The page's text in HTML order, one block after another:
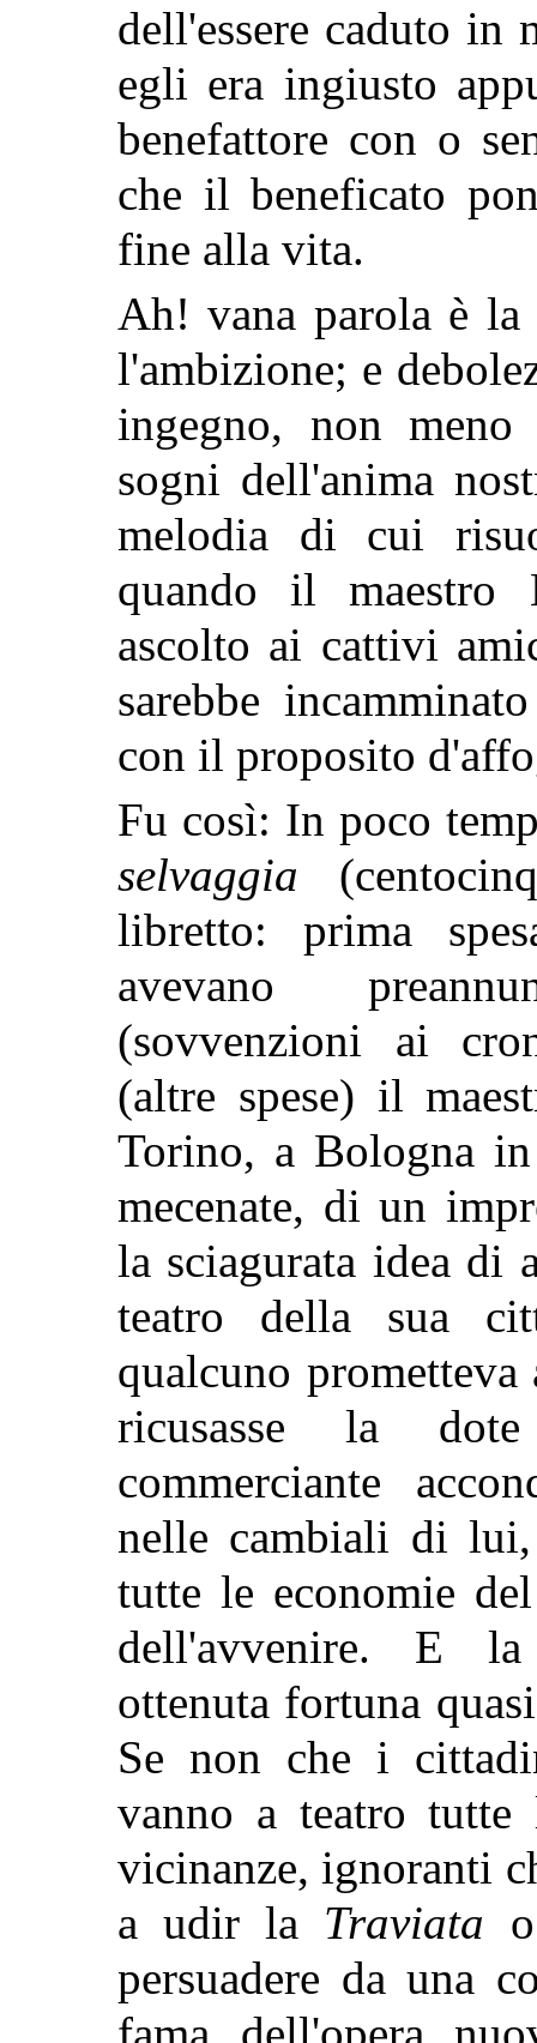
dell'essere caduto in
egli era ingiusto
benefattore con o
che il beneficato
fine alla vita.
Ah! vana parola è la
l'ambizione; e
ingegno, non
sogni dell'anima
melodia di cui
quando il maestro
ascolto ai cattivi
sarebbe
con il proposito
Fu così: In poco
selvaggia
libretto: prima
avevano
(sovvenzioni ai
(altre spese) il
Torino, a Bologna
mecenate, di un
la sciagurata idea di
teatro della sua
qualcuno
ricusasse la
commerciante
nelle cambiali di
tutte le economie
dell'avvenire. E
ottenuta fortuna
Se non che i
vanno a teatro tutte
vicinanze, ignoranti
a udir la Traviata
persuadere da una
fama dell'opera